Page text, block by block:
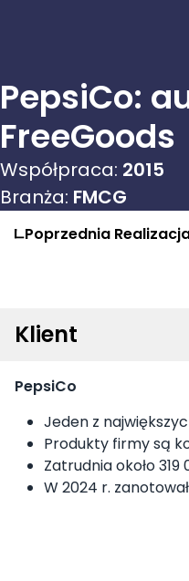
PepsiCo:
FreeGoods
Współpraca: 2015
Branża: FMCG
Poprzednia
Klient
PepsiCo
Jeden z
Produkty firmy są
Zatrudnia około
W 2024 r.